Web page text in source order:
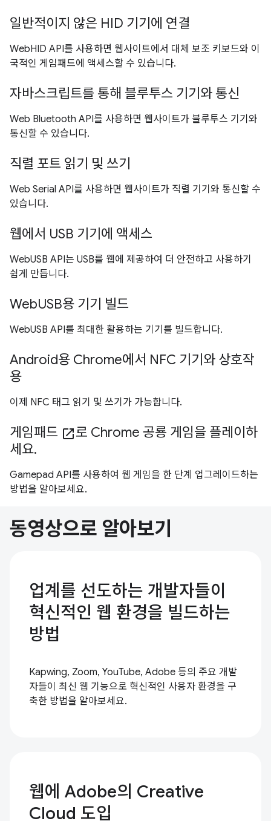
일반적이지 않은 HID 기기에 연결
WebHID API를 사용하면 웹사이트에서 대체 보조 키보드와 이
국적인 게임패드에 액세스할 수 있습니다.
자바스크립트를 통해 블루투스 기기와 통신
Web Bluetooth API를 사용하면 웹사이트가 블루투스 기기와
통신할 수 있습니다.
직렬 포트 읽기 및 쓰기
Web Serial API를 사용하면 웹사이트가 직렬 기기와 통신할 수
있습니다.
웹에서 USB 기기에 액세스
WebUSB API는 USB를 웹에 제공하여 더 안전하고 사용하기
쉽게 만듭니다.
WebUSB용 기기 빌드
WebUSB API를 최대한 활용하는 기기를 빌드합니다.
Android용 Chrome에서 NFC 기기와 상호작
용
이제 NFC 태그 읽기 및 쓰기가 가능합니다.
게임패드 open_in_new로 Chrome 공룡 게임을 플레이하
세요.
Gamepad API를 사용하여 웹 게임을 한 단계 업그레이드하는
방법을 알아보세요.
동영상으로 알아보기
업계를 선도하는 개발자들이
혁신적인 웹 환경을 빌드하는
방법
Kapwing, Zoom, YouTube, Adobe 등의 주요 개발
자들이 최신 웹 기능으로 혁신적인 사용자 환경을 구
축한 방법을 알아보세요.
웹에 Adobe의 Creative
Cloud 도입